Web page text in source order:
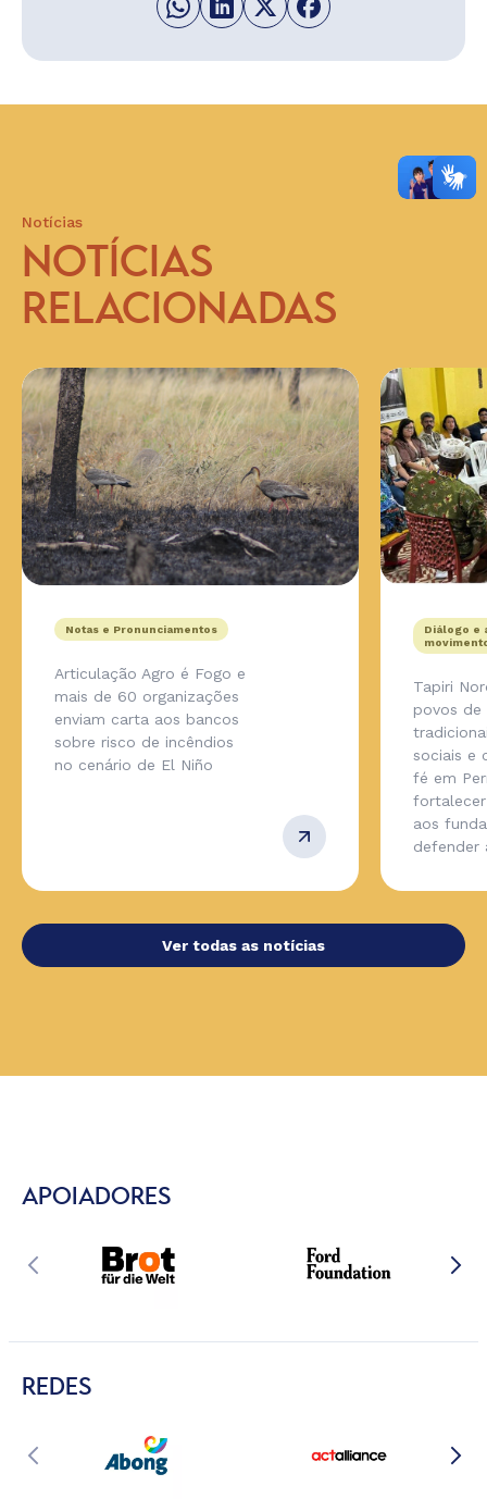
Notícias
NOTÍCIAS
RELACIONADAS
Notas e Pronunciamentos
Articulação Agro é Fogo e
mais de 60 organizações
enviam carta aos bancos
sobre risco de incêndios
no cenário de El Niño
Diálogo e
Tapiri
povos de
sociais e
fé em
aos
defender
Ver todas as notícias
APOIADORES
REDES